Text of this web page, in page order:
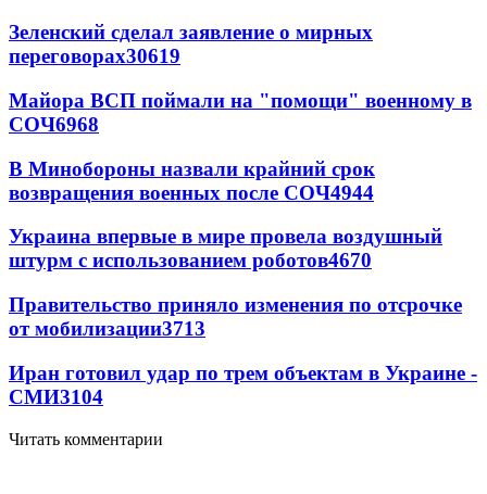
Зеленский сделал заявление о мирных
переговорах30619
Майора ВСП поймали на "помощи" военному в
СОЧ6968
В Минобороны назвали крайний срок
возвращения военных после СОЧ4944
Украина впервые в мире провела воздушный
штурм с использованием роботов4670
Правительство приняло изменения по отсрочке
от мобилизации3713
Иран готовил удар по трем объектам в Украине -
СМИ3104
Читать комментарии